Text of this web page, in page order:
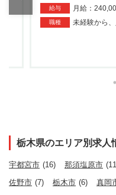
給与 月給：
職種 未経験から
栃木県のエリア別求人
宇都宮市 (16) 那須塩原市
佐野市 (7) 栃木市 (6) 真岡